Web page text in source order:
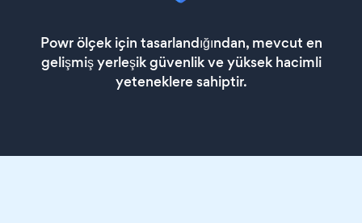
Powr ölçek için tasarlandığından, mevcut en
gelişmiş yerleşik güvenlik ve yüksek hacimli
yeteneklere sahiptir.